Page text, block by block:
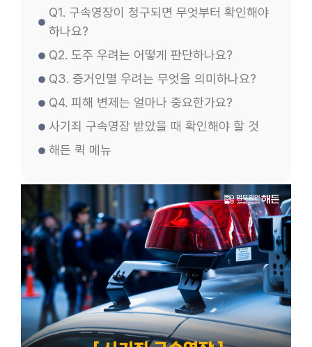
Q1. 구속영장이 청구되면 무엇부터 확인해야
하나요?
Q2. 도주 우려는 어떻게 판단하나요?
Q3. 증거인멸 우려는 무엇을 의미하나요?
Q4. 피해 변제는 얼마나 중요한가요?
사기죄 구속영장 받았을 때 확인해야 할 것
해든 퀵 메뉴